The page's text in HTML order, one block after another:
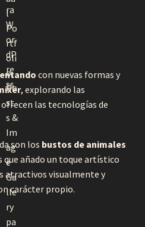
con nuevas formas y
, explorando las
las tecnologías de
son los bustos de animales
que añado un toque artístico
atractivos visualmente y
carácter propio.